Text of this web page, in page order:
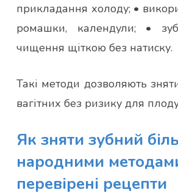
прикладання холоду; •
ромашки, календули; •
чищення щіткою без натиску.
Такі методи дозволяють
вагітних без ризику для
Як зняти зубний біль
народними
перевірені рецепти